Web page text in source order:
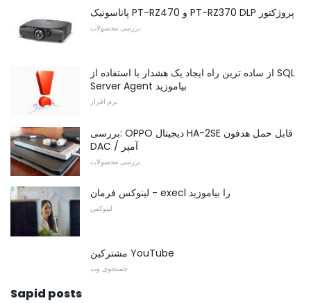
پاناسونیک PT-RZ470 و PT-RZ370 DLP پروژکتور
بررسی محصولات
از ساده ترین راه ایجاد یک هشدار با استفاده از SQL
Server Agent بیاموزید
نرم افزار
بررسی: OPPO دیجیتال HA-2SE قابل حمل هدفون
DAC / آمپر
بررسی محصولات
لینوکس فرمان - execl را بیاموزید
لینوکس
مشترکین YouTube
جستجوی وب
Sapid posts